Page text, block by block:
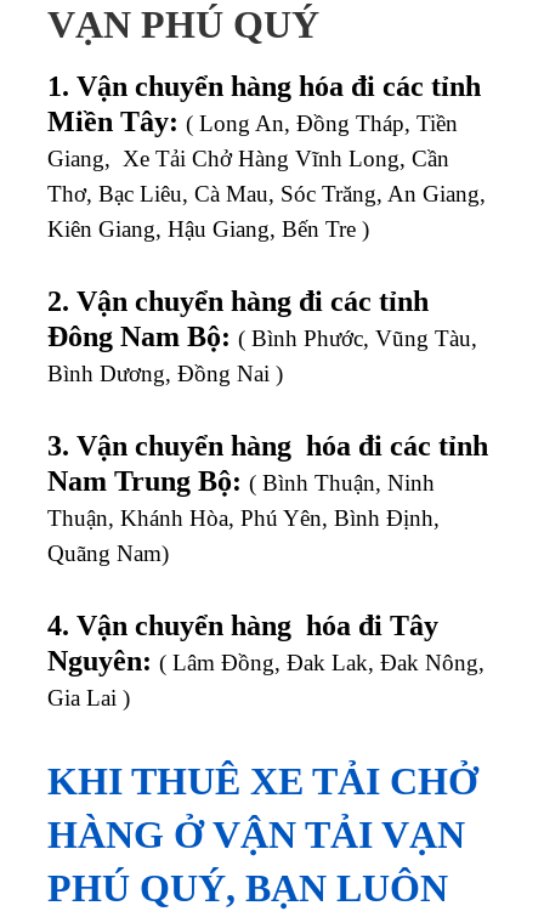
VẠN PHÚ QUÝ
1. Vận chuyển hàng hóa đi các tỉnh
Miền Tây: ( Long An, Đồng Tháp, Tiền
Giang, Xe Tải Chở Hàng Vĩnh Long, Cần
Thơ, Bạc Liêu, Cà Mau, Sóc Trăng, An Giang,
Kiên Giang, Hậu Giang, Bến Tre )
2. Vận chuyển hàng đi các tỉnh
Đông Nam Bộ: ( Bình Phước, Vũng Tàu,
Bình Dương, Đồng Nai )
3. Vận chuyển hàng hóa đi các tỉnh
Nam Trung Bộ: ( Bình Thuận, Ninh
Thuận, Khánh Hòa, Phú Yên, Bình Định,
Quãng Nam)
4. Vận chuyển hàng hóa đi Tây
Nguyên: ( Lâm Đồng, Đak Lak, Đak Nông,
Gia Lai )
KHI THUÊ XE TẢI CHỞ
HÀNG Ở VẬN TẢI VẠN
PHÚ QUÝ, BẠN LUÔN